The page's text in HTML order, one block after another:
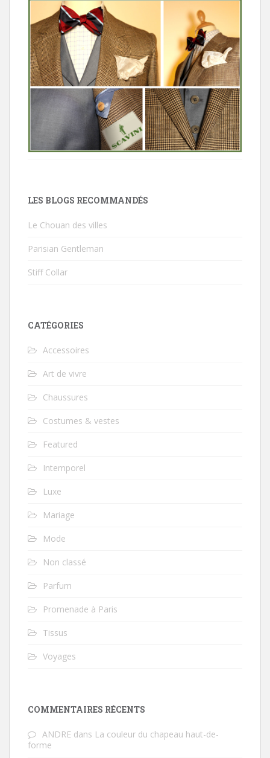
LES BLOGS RECOMMANDÉS
Le Chouan des villes
Parisian Gentleman
Stiff Collar
CATÉGORIES
Accessoires
Art de vivre
Chaussures
Costumes & vestes
Featured
Intemporel
Luxe
Mariage
Mode
Non classé
Parfum
Promenade à Paris
Tissus
Voyages
COMMENTAIRES RÉCENTS
ANDRE dans La couleur du chapeau haut-de-
forme